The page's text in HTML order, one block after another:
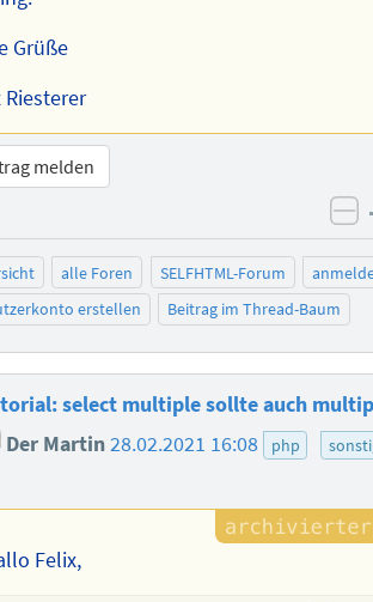
Grüße
Riesterer
melden
alle Foren SELFHTML-Forum
erstellen
Beitrag im Thread-Baum
select multiple sollte auch
Der Martin28.02.2021 16:08 php
Felix,